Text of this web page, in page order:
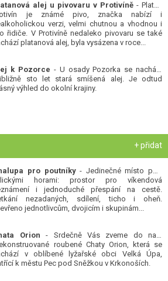
alej u pivovaru v Protivíně - Platan
je známé pivo, značka nabízí i
verzi, velmi chutnou a vhodnou i
řidiče. V Protivíně nedaleko pivovaru se také
platanová alej, byla vysázena v roce...
k Pozorce - U osady Pozorka se nachází
sto let stará smíšená alej. Je odtud
výhled do okolní krajiny.
+ přidat
pro poutníky- Jedinečné místo pod
horami: prostor pro víkendová
i jednoduché přespání na cestě.
nezadaných, sdílení, ticho i oheň.
jednotlivcům, dvojicím i skupinám...
Orion - Srdečně Vás zveme do naší
roubené Chaty Orion, která se
v oblíbené lyžařské obci Velká Úpa,
k městu Pec pod Sněžkou v Krkonoších.